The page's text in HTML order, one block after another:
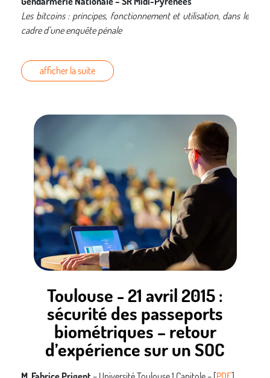
Les bitcoins : principes, fonctionnement et utilisation, dans le
cadre d’une enquête pénale
afficher la suite
Toulouse - 21 avril 2015 :
sécurité des passeports
biométriques – retour
d’expérience sur un SOC